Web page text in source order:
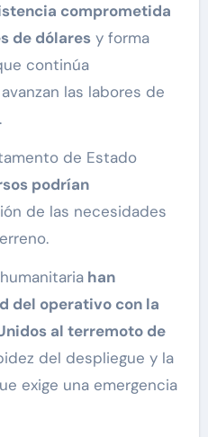
comprometida
de dólaresy forma
continúa
las labores de
de Estado
podrían
de las necesidades
han
del operativo con la
al terremoto de
del despliegue y la
exige una emergencia